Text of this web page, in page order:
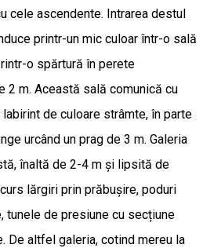
cele ascendente. Intrarea destul
printr-un mic culoar într-o sală
o spărtură în perete
2 m. Această sală comunică cu
de culoare strâmte, în parte
urcând un prag de 3 m. Galeria
înaltă de 2-4 m și lipsită de
lărgiri prin prăbușire, poduri
tunele de presiune cu secțiune
altfel galeria, cotind mereu la